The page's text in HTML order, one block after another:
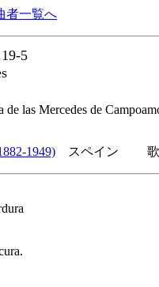
者一覧へ
5
las Mercedes de
1949) スペイン 歌詞